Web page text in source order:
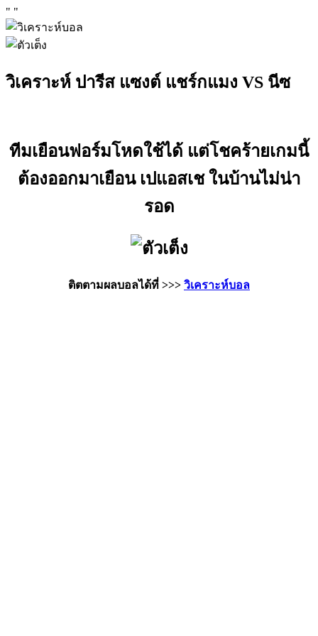
" "
วิเคราะห์ ปารีส แซงต์ แชร์กแมง VS นีซ
ทีมเยือนฟอร์มโหดใช้ได้ แต่โชคร้ายเกมนี้
ต้องออกมาเยือน เปแอสเช ในบ้านไม่น่า
รอด
ติตตามผลบอลได้ที่ >>> วิเคราะห์บอล